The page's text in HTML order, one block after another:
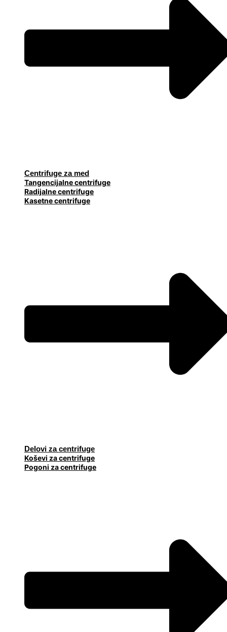
Centrifuge za med
Tangencijalne centrifuge
Radijalne centrifuge
Kasetne centrifuge
Delovi za centrifuge
Koševi za centrifuge
Pogoni za centrifuge